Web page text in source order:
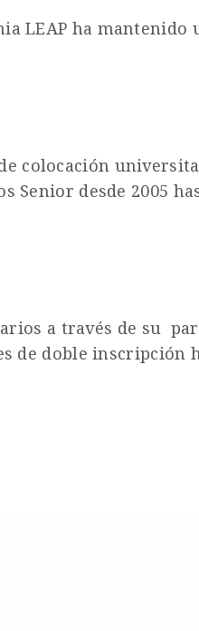
LEAP ha mantenido
colocación
Senior desde 2005
a través de su
de doble inscripción